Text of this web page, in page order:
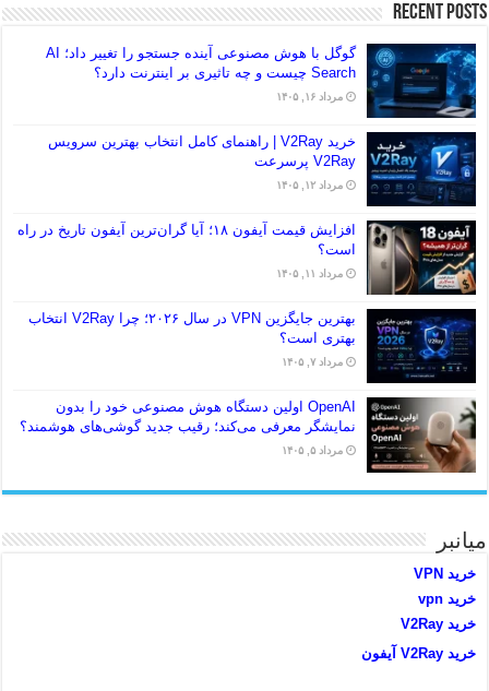
Recent Posts
گوگل با هوش مصنوعی آینده جستجو را تغییر داد؛ AI
Search چیست و چه تاثیری بر اینترنت دارد؟
مرداد ۱۶, ۱۴۰۵
خرید V2Ray | راهنمای کامل انتخاب بهترین سرویس
V2Ray پرسرعت
مرداد ۱۲, ۱۴۰۵
افزایش قیمت آیفون ۱۸؛ آیا گران‌ترین آیفون تاریخ در راه
است؟
مرداد ۱۱, ۱۴۰۵
بهترین جایگزین VPN در سال ۲۰۲۶؛ چرا V2Ray انتخاب
بهتری است؟
مرداد ۷, ۱۴۰۵
OpenAI اولین دستگاه هوش مصنوعی خود را بدون
نمایشگر معرفی می‌کند؛ رقیب جدید گوشی‌های هوشمند؟
مرداد ۵, ۱۴۰۵
میانبر
خرید VPN
خرید vpn
خرید V2Ray
خرید V2Ray آیفون